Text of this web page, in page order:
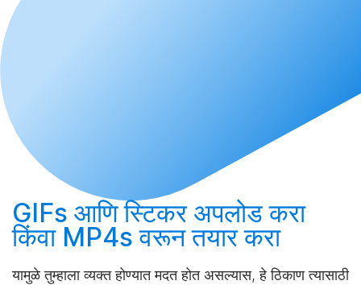
GIFs आणि स्टिकर अपलोड करा
किंवा MP4s वरूनतयार करा
यामुळे तुम्हाला व्यक्त होण्यात मदत होत असल्यास, हे ठिकाण त्यासाठी